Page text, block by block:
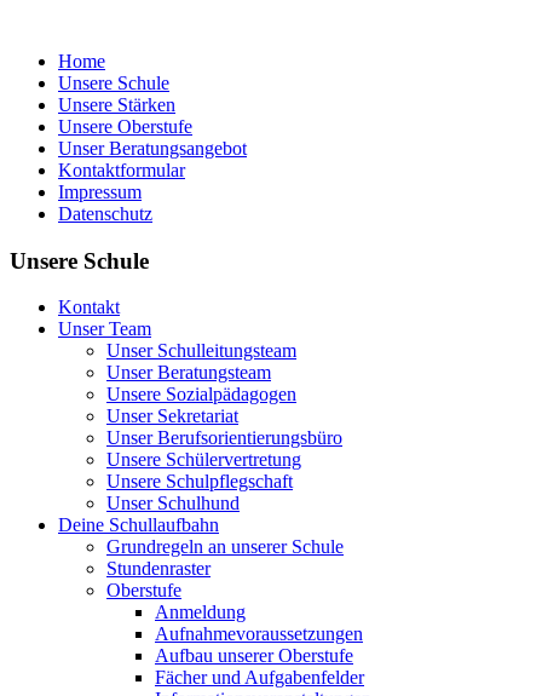
Home
Unsere Schule
Unsere Stärken
Unsere Oberstufe
Unser Beratungsangebot
Kontaktformular
Impressum
Datenschutz
Unsere Schule
Kontakt
Unser Team
Unser Schulleitungsteam
Unser Beratungsteam
Unsere Sozialpädagogen
Unser Sekretariat
Unser Berufsorientierungsbüro
Unsere Schülervertretung
Unsere Schulpflegschaft
Unser Schulhund
Deine Schullaufbahn
Grundregeln an unserer Schule
Stundenraster
Oberstufe
Anmeldung
Aufnahmevoraussetzungen
Aufbau unserer Oberstufe
Fächer und Aufgabenfelder